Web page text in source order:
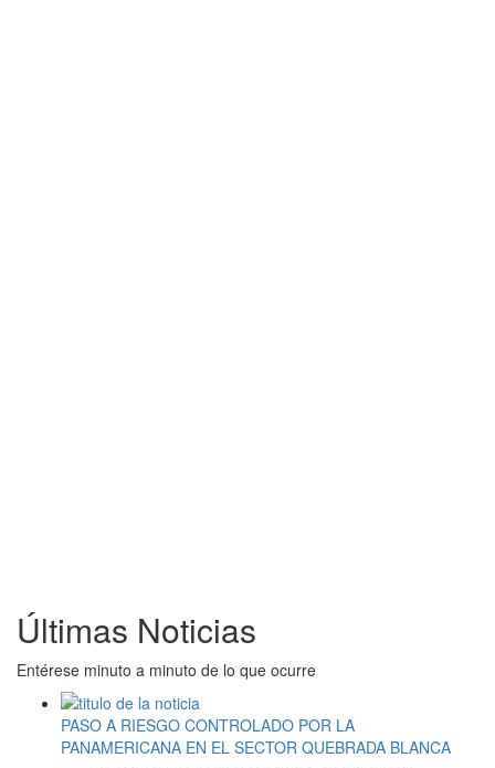
Últimas Noticias
Entérese minuto a minuto de lo que ocurre
PASO A RIESGO CONTROLADO POR LA
PANAMERICANA EN EL SECTOR QUEBRADA BLANCA